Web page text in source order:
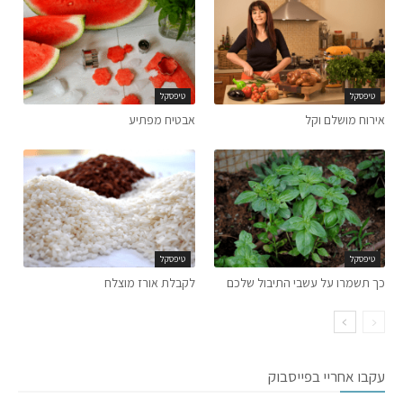
טיפסקל
אירוח מושלם וקל
טיפסקל
אבטיח מפתיע
טיפסקל
כך תשמרו על עשבי התיבול שלכם
טיפסקל
לקבלת אורז מוצלח
עקבו אחריי בפייסבוק